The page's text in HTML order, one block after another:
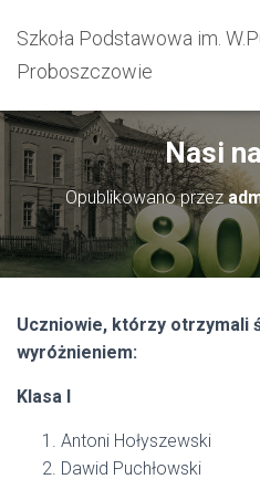
Szkoła Podstawowa im.
Proboszczowie
Nasi
Opublikowano przez
Uczniowie, którzy otrzymali
wyróżnieniem:
Klasa I
Antoni Hołyszewski
Dawid Puchłowski